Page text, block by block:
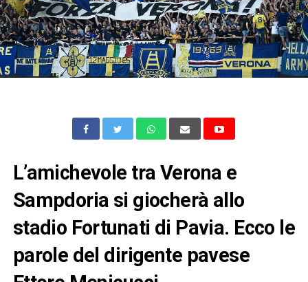
L’amichevole tra Verona e
Sampdoria si giocherà allo
stadio Fortunati di Pavia. Ecco le
parole del dirigente pavese